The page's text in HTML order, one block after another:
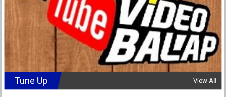
Tune Up View All